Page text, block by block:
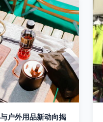
户外用品新动向揭